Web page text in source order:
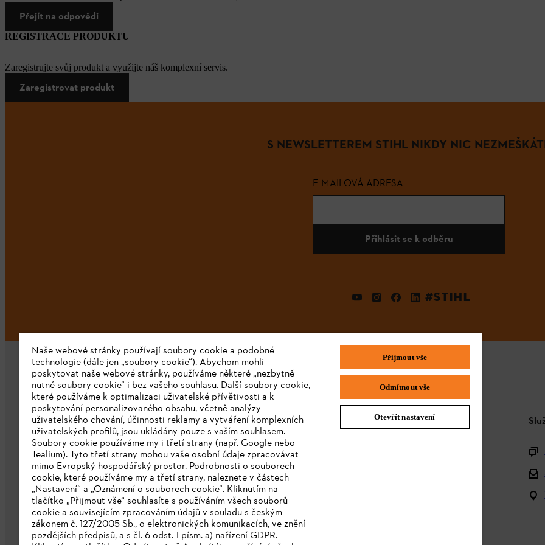
Přejít na odpovědi
REGISTRACE PRODUKTU
Zaregistrujte svůj produkt a využijte náš komplexní servis.
Zaregistrovat produkt
S NEWSLETTEREM STIHL NIKDY NIC
E-MAILOVÁ ADRESA
Přihlásit se k odběru
#STIHL
Společnost
O nás
Stáhnout katalog
Oznamovací systém STIHL
Naše webové stránky používají soubory cookie a podobné
technologie (dále jen „soubory cookie“). Abychom mohli
poskytovat naše webové stránky, používáme některé „nezbytně
nutné soubory cookie“ i bez vašeho souhlasu. Další soubory cookie,
které používáme k optimalizaci uživatelské přívětivosti a k
poskytování personalizovaného obsahu, včetně analýzy
uživatelského chování, účinnosti reklamy a vytváření komplexních
uživatelských profilů, jsou ukládány pouze s vaším souhlasem.
Soubory cookie používáme my i třetí strany (např. Google nebo
Tealium). Tyto třetí strany mohou vaše osobní údaje zpracovávat
mimo Evropský hospodářský prostor. Podrobnosti o souborech
cookie, které používáme my a třetí strany, naleznete v částech
„Nastavení“ a „Oznámení o souborech cookie“. Kliknutím na
tlačítko „Přijmout vše“ souhlasíte s používáním všech souborů
cookie a souvisejícím zpracováním údajů v souladu s českým
zákonem č. 127/2005 Sb., o elektronických komunikacích, ve znění
pozdějších předpisů, a s čl. 6 odst. 1 písm. a) nařízení GDPR.
Přijmout vše
Odmítnout vše
Otevřít nastavení